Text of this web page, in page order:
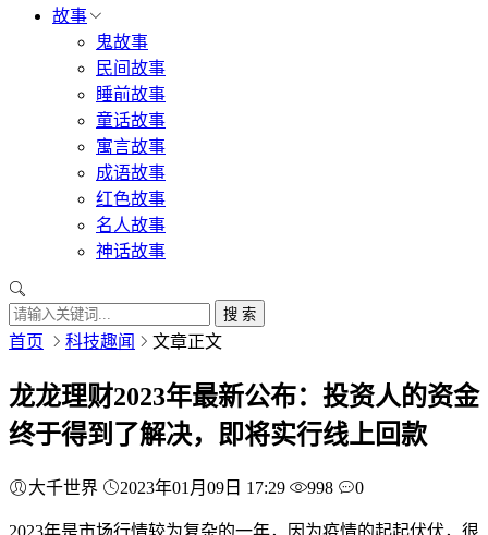
故事
鬼故事
民间故事
睡前故事
童话故事
寓言故事
成语故事
红色故事
名人故事
神话故事
搜 索
首页 科技趣闻 文章正文
龙龙理财2023年最新公布：投资人的资金
终于得到了解决，即将实行线上回款
大千世界 2023年01月09日 17:29 998 0
2023年是市场行情较为复杂的一年，因为疫情的起起伏伏，很